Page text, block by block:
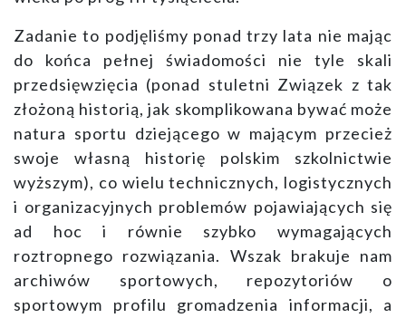
Zadanie to podjęliśmy ponad trzy lata nie mając
do końca pełnej świadomości nie tyle skali
przedsięwzięcia (ponad stuletni Związek z tak
złożoną historią, jak skomplikowana bywać może
natura sportu dziejącego w mającym przecież
swoje własną historię polskim szkolnictwie
wyższym), co wielu technicznych, logistycznych
i organizacyjnych problemów pojawiających się
ad hoc i równie szybko wymagających
roztropnego rozwiązania. Wszak brakuje nam
archiwów sportowych, repozytoriów o
sportowym profilu gromadzenia informacji, a